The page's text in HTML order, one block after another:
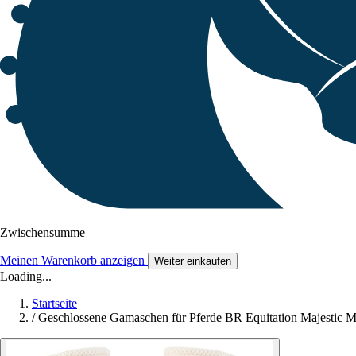
Zwischensumme
Meinen Warenkorb anzeigen Weiter einkaufen
Loading...
Startseite
/ Geschlossene Gamaschen für Pferde BR Equitation Majestic